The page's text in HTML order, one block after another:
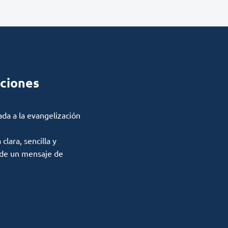
a la evangelización
sencilla y
un mensaje de